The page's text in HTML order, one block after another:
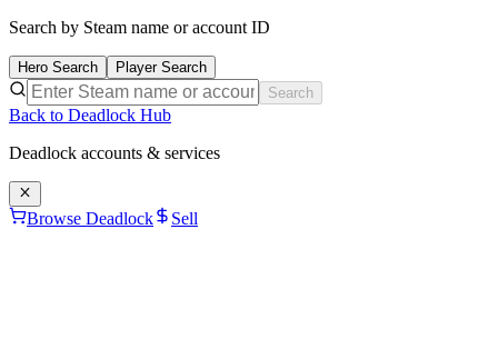
Search by Steam name or account ID
Hero Search
Player Search
Search
Back to Deadlock Hub
Deadlock accounts & services
Browse Deadlock Sell